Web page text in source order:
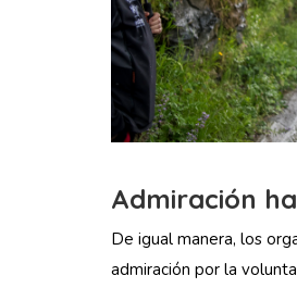
Admiración
De igual manera, los
admiración por la